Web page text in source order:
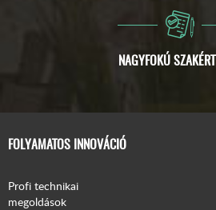
FOLYAMATOS INNOVÁCIÓ
Profi technikai
megoldások